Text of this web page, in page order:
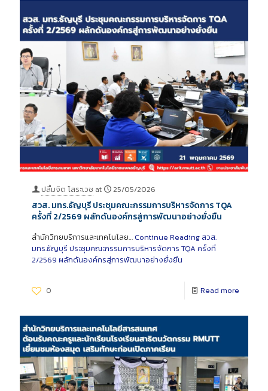
ปลื้มจิต โสระเวช at 25/05/2026
สวส. มทร.ธัญบุรี ประชุมคณะกรรมการบริหารจัดการ TQA
ครั้งที่ 2/2569 ผลักดันองค์กรสู่การพัฒนาอย่างยั่งยืน
สำนักวิทยบริการและเทคโนโลย… Continue Reading สวส.
มทร.ธัญบุรี ประชุมคณะกรรมการบริหารจัดการ TQA ครั้งที่
2/2569 ผลักดันองค์กรสู่การพัฒนาอย่างยั่งยืน
0 Read more